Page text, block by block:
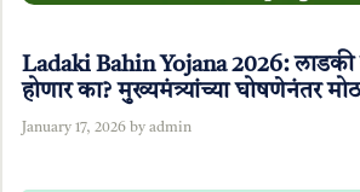
Ladaki Bahin Yojana 2026: लाडकी
होणार का? मुख्यमंत्र्यांच्या घोषणेनंतर
January 17, 2026 by admin